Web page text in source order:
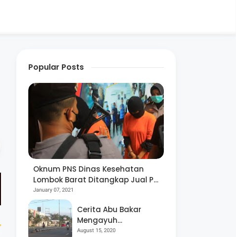
Popular Posts
Oknum PNS Dinas Kesehatan
Lombok Barat Ditangkap Jual Pil
Ekstasi
January 07, 2021
Cerita Abu Bakar
Mengayuh
Sepedanya Selama
August 15, 2020